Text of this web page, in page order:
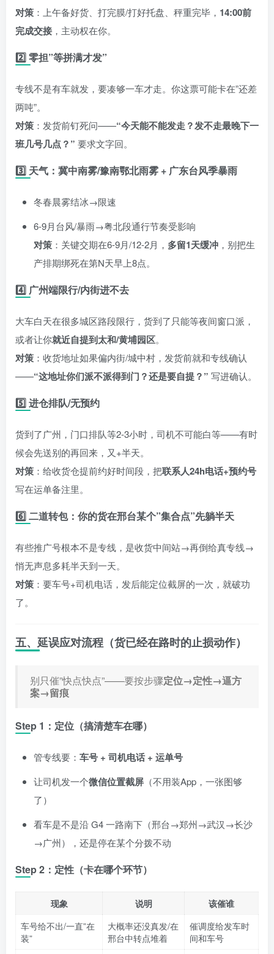
对策 ：上午备好货、打完膜/打好托盘、秤重完毕， 14:00前
完成交接 ，主动权在你。
2️⃣ 零担”等拼满才发”
专线不是有车就发，要凑够一车才走。你这票可能卡在”还差
两吨”。
对策 ：发货前钉死问——“今天能不能发走？发不走最晚下一
班几号几点？” 要求文字回。
3️⃣ 天气：冀中南雾/豫南鄂北雨雾 + 广东台风季暴雨
冬春晨雾结冰→限速
6-9月台风/暴雨→粤北段通行节奏受影响
对策 ：关键交期在6-9月/12-2月， 多留1天缓冲 ，别把生
产排期绑死在第N天早上8点。
4️⃣ 广州端限行/内街进不去
大车白天在很多城区路段限行，货到了只能等夜间窗口派，
或者让你就近自提到太和/黄埔园区。
对策 ：收货地址如果偏内街/城中村，发货前就和专线确认
——“这地址你们派不派得到门？还是要自提？” 写进确认。
5️⃣ 进仓排队/无预约
货到了广州，门口排队等2-3小时，司机不可能白等——有时
候会先送别的再回来，又+半天。
对策 ：给收货仓提前约好时间段，把联系人24h电话+预约号
写在运单备注里。
6️⃣ 二道转包：你的货在邢台某个”集合点”先躺半天
有些推广号根本不是专线，是收货中间站→再倒给真专线→
悄无声息多耗半天到一天。
对策 ：要车号+司机电话，发后能定位截屏的一次，就破功
了。
五、延误应对流程（货已经在路时的止损动作）
别只催”快点快点”——要按步骤定位→定性→逼方
案→留痕
Step 1：定位（搞清楚车在哪）
管专线要： 车号 + 司机电话 + 运单号
让司机发一个微信位置截屏 （不用装App，一张图够
了）
看车是不是沿 G4 一路南下（邢台→郑州→武汉→长沙
→广州），还是停在某个分拨不动
Step 2：定性（卡在哪个环节）
现象 说明
该催谁
车号给不出/一直”在
装”
大概率还没真发/在
邢台中转点堆着
催调度给发车时
间和车号